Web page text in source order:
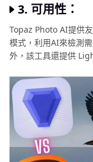
3. 可用性：
Topaz Photo AI提供
模式，利用AI來檢測
外，該工具還提供